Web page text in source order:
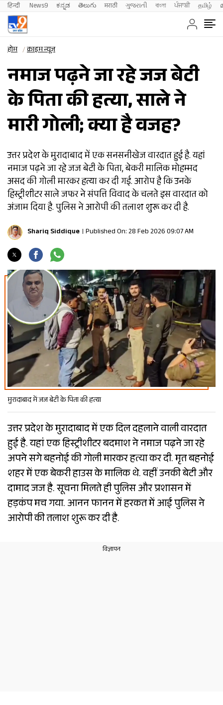
हिन्दी News9 ಕನ್ನಡ తెలుగు मराठी ગુજરાતી বাংলা ਪੰਜਾਬੀ தமிழ்
होम क्राइम न्यूज़
नमाज पढ़ने जा रहे जज बेटी
के पिता की हत्या, साले ने
मारी गोली; क्या है वजह?
उत्तर प्रदेश के मुरादाबाद में एक सनसनीखेज वारदात हुई है. यहां
नमाज पढ़ने जा रहे जज बेटी के पिता, बेकरी मालिक मोहम्मद
असद की गोली मारकर हत्या कर दी गई. आरोप है कि उनके
हिस्ट्रीशीटर साले जफर ने संपत्ति विवाद के चलते इस वारदात को
अंजाम दिया है. पुलिस ने आरोपी की तलाश शुरू कर दी है.
Shariq Siddique Published On: 28 Feb 2026 09:07 AM
मुरादाबाद में जज बेटी के पिता की हत्या
उत्तर प्रदेश के मुरादाबाद में एक दिल दहलाने वाली वारदात
हुई है. यहां एक हिस्ट्रीशीटर बदमाश ने नमाज पढ़ने जा रहे
अपने सगे बहनोई की गोली मारकर हत्या कर दी. मृत बहनोई
शहर में एक बेकरी हाउस के मालिक थे. वहीं उनकी बेटी और
दामाद जज है. सूचना मिलते ही पुलिस और प्रशासन में
हड़कंप मच गया. आनन फानन में हरकत में आई पुलिस ने
आरोपी की तलाश शुरू कर दी है.